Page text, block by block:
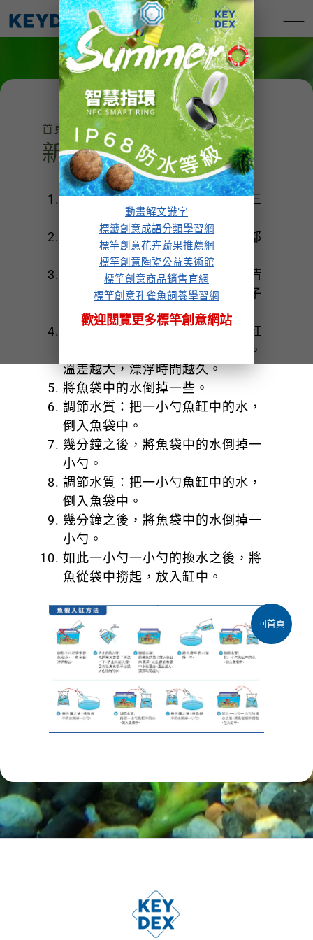
動畫解文識字
標籤創意成語分類學習網
標竿創意花卉蔬果推薦網
標竿創意陶瓷公益美術館
標竿創意商品銷售官網
標竿創意孔雀魚飼養學習網
歡迎閱覽更多標竿創意網站
至
主
容
標竿創意孔雀魚飼養學習網
首頁 /孔雀魚入門 / 新魚蝦入缸
新魚蝦入缸
建議都要先在獨立缸中用千分之三
含鹽量的水體來檢疫。
絕不可把袋中的魚和水，一次全部
沖進魚缸。
防止病菌入侵：先將裝魚的袋子清
洗下，防止病菌入侵因裝魚的袋子
沾過於店缸內的水。
調節水溫：將裝魚的袋子放入魚缸
內漂浮，以此調節袋中水的溫度。
溫差越大，漂浮時間越久。
將魚袋中的水倒掉一些。
調節水質：把一小勺魚缸中的水，
倒入魚袋中。
幾分鐘之後，將魚袋中的水倒掉一
小勺。
調節水質：把一小勺魚缸中的水，
倒入魚袋中。
幾分鐘之後，將魚袋中的水倒掉一
小勺。
如此一小勺一小勺的換水之後，將
魚從袋中撈起，放入缸中。
回首頁